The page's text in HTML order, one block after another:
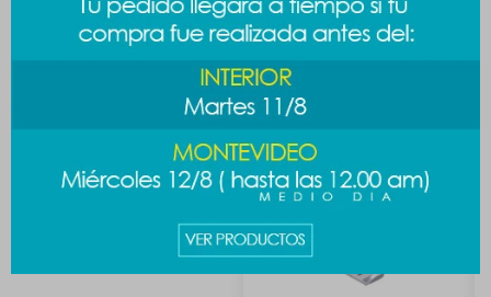
Productos que te pueden interesar